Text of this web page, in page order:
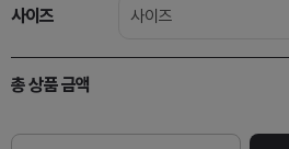
사이즈 사이즈
총 상품 금액